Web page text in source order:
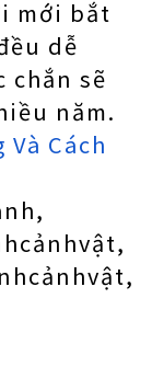
mới bắt
dễ
chắn sẽ
năm.
Cách